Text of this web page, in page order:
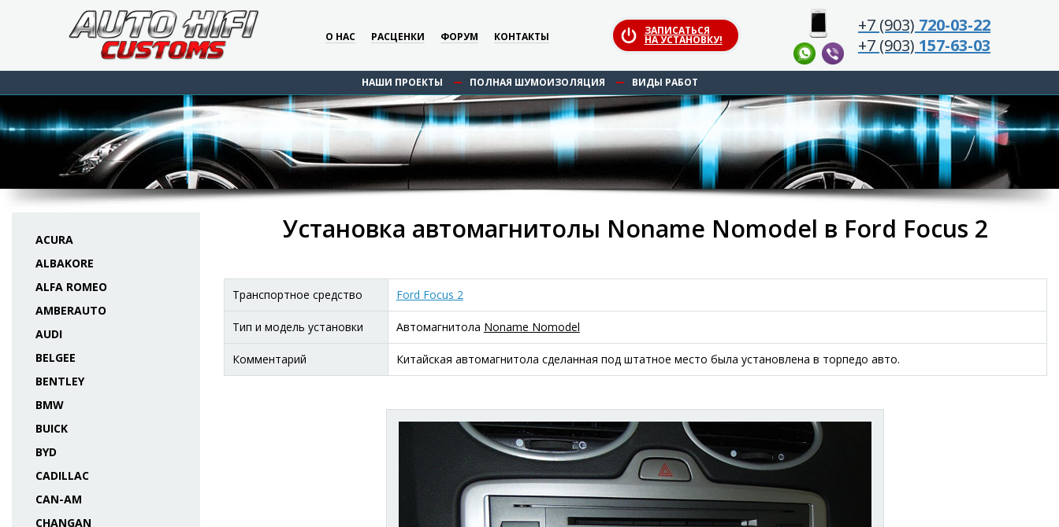
О НАС РАСЦЕНКИ ФОРУМ КОНТАКТЫ ЗАПИСАТЬСЯ
НА УСТАНОВКУ!
+7 (903) 720-03-22
+7 (903) 157-63-03
НАШИ ПРОЕКТЫ ПОЛНАЯ ШУМОИЗОЛЯЦИЯ ВИДЫ РАБОТ
ACURA
ALBAKORE
ALFA ROMEO
AMBERAUTO
AUDI
BELGEE
BENTLEY
BMW
BUICK
BYD
CADILLAC
CAN-AM
CHANGAN
Установка автомагнитолы Noname Nomodel в Ford Focus 2
Транспортное средство Ford Focus 2
Тип и модель установки Автомагнитола Noname Nomodel
Комментарий Китайская автомагнитола сделанная под штатное место была установлена в торпедо авто.